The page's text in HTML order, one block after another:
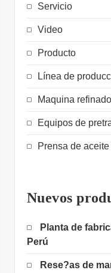
Servicio
Video
Producto
Línea de
Maquina
Equipos de
Prensa de
Nuevos
Planta de
Perú
Rese?as de